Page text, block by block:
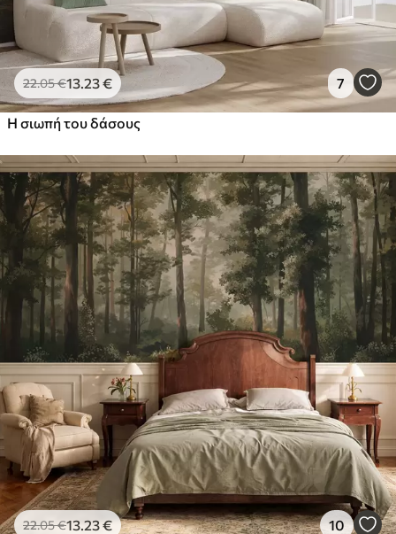
22.05€13 .23€ 7
Η σιωπή του δάσους
22.05€13 .23€ 10